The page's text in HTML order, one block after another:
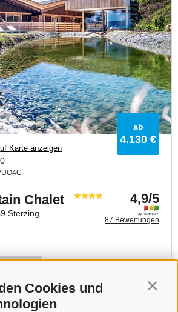
Cookies und